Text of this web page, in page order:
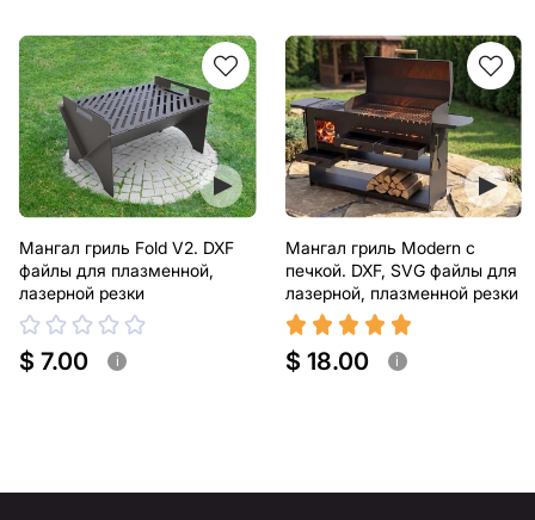
Мангал гриль Fold V2. DXF
файлы для плазменной,
лазерной резки
$ 7.00 i
Мангал гриль Modern с
печкой. DXF, SVG файлы для
лазерной, плазменной резки
$ 18.00 i